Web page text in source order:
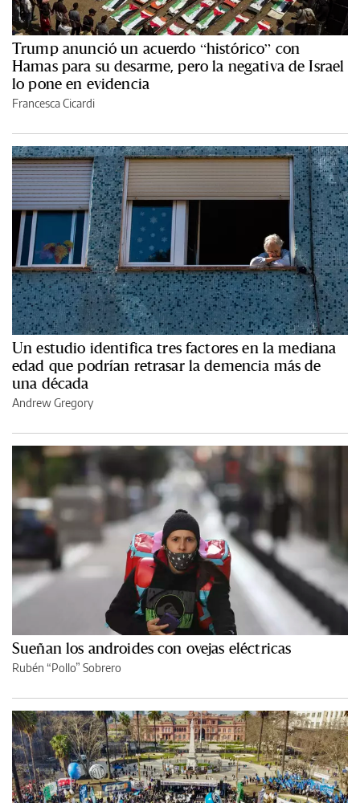
Trump anunció un acuerdo “histórico” con
Hamas para su desarme, pero la negativa de Israel
lo pone en evidencia
Francesca Cicardi
Un estudio identifica tres factores en la mediana
edad que podrían retrasar la demencia más de
una década
Andrew Gregory
Sueñan los androides con ovejas eléctricas
Rubén “Pollo” Sobrero